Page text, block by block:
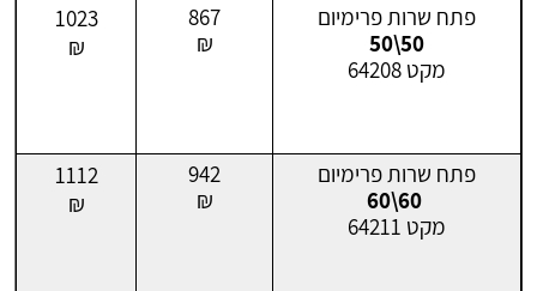
פתח שרות פרימיום
50\50
מקט 64208
867
₪
1023
₪
פתח שרות פרימיום
60\60
מקט 64211
942
₪
1112
₪